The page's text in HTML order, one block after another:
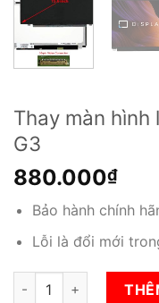
Thay màn
G3
880.000₫
Bảo hành chính
Lỗi là đổi mới
Thay màn hình laptop